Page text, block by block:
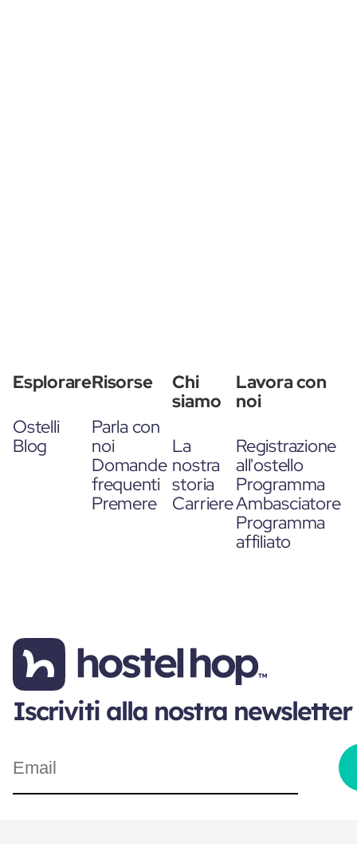
Esplorare
Ostelli
Blog
Risorse
Parla con
noi
Domande
frequenti
Premere
Chi
siamo
La
nostra
storia
Carriere
Lavora con
noi
Registrazione
all'ostello
Programma
Ambasciatore
Programma
affiliato
Iscriviti alla nostra newsletter